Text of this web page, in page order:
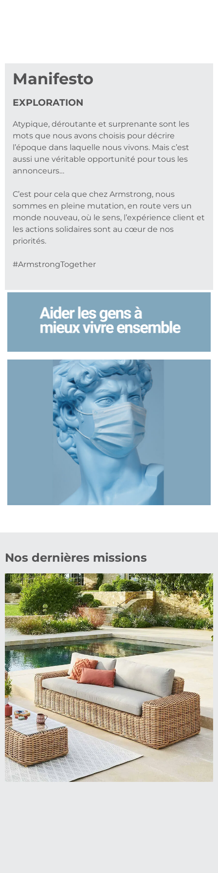
Manifesto
EXPLORATION
Atypique, déroutante et surprenante sont les
mots que nous avons choisis pour décrire
l’époque dans laquelle nous vivons. Mais c’est
aussi une véritable opportunité pour tous les
annonceurs…
C’est pour cela que chez Armstrong, nous
sommes en pleine mutation, en route vers un
monde nouveau, où le sens, l’expérience client et
les actions solidaires sont au cœur de nos
priorités.
#ArmstrongTogether
Nos dernières missions